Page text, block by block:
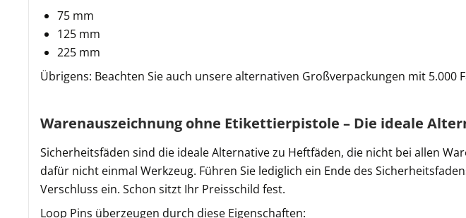
75 mm
125 mm
225 mm
Übrigens: Beachten Sie auch unsere alternativen Großverpackungen mit 5.000
Warenauszeichnung ohne Etikettierpistole – Die ideale
Sicherheitsfäden sind die ideale Alternative zu Heftfäden, die nicht bei allen
dafür nicht einmal Werkzeug. Führen Sie lediglich ein Ende des
Verschluss ein. Schon sitzt Ihr Preisschild fest.
Loop Pins überzeugen durch diese Eigenschaften: